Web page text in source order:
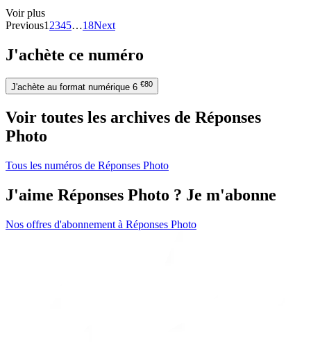
Voir plus
Previous1 2345…18Next
J'achète ce numéro
J'achète au format numérique 6 €80
Voir toutes les archives de Réponses
Photo
Tous les numéros de Réponses Photo
J'aime Réponses Photo ? Je m'abonne
Nos offres d'abonnement à Réponses Photo